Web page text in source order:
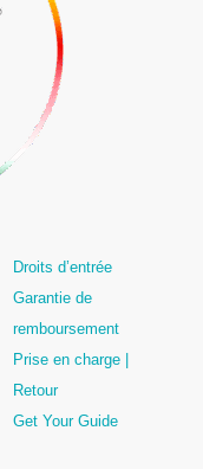
Droits d’entrée
Garantie de
remboursement
Prise en charge |
Retour
Get Your Guide